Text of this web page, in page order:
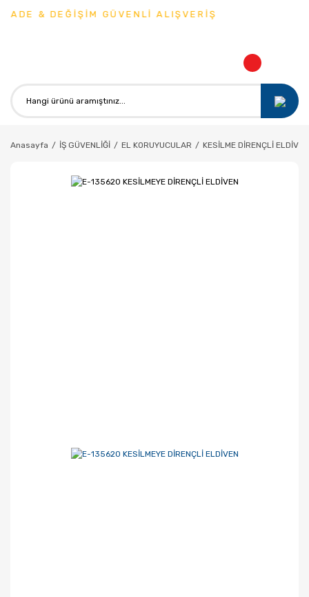
& DEĞİŞİM GÜVENLİ ALIŞVERİŞ
Anasayfa İŞ GÜVENLİĞİ EL KORUYUCULAR KESİLME DİRENÇLİ